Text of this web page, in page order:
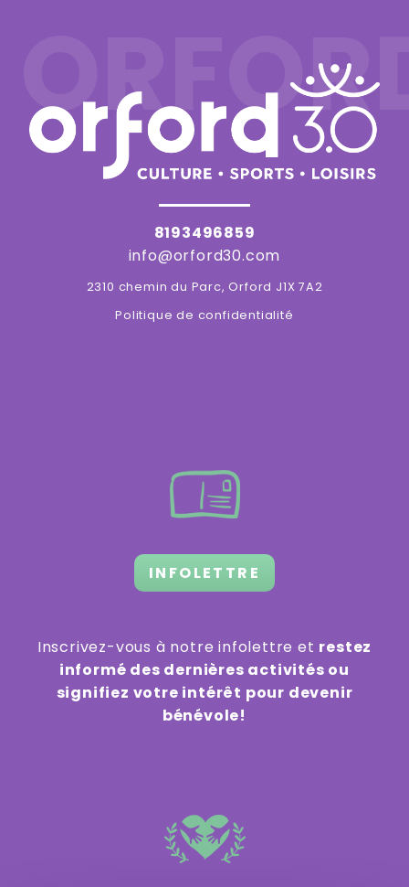
8193496859
info@orford30.com
2310 chemin du Parc, Orford J1X 7A2
Politique de confidentialité
INFOLETTRE
Inscrivez-vous à notre infolettre et restez
informé des dernières activités ou
signifiez votre intérêt pour devenir
bénévole!